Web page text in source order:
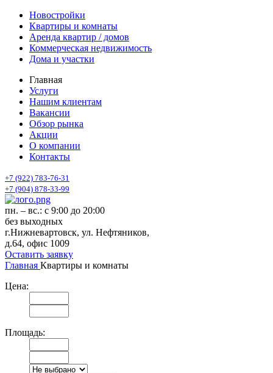
Новостройки
Квартиры и комнаты
Аренда квартир / домов
Коммерческая недвижимость
Дома и участки
Главная
Услуги
Нашим клиентам
Вакансии
Обзор рынка
Акции
О компании
Контакты
+7 (922) 783-76-31
+7 (904) 878-33-99
пн. – вс.: с 9:00 до 20:00
без выходных
г.Нижневартовск, ул. Нефтяников,
д.64, офис 1009
Оставить заявку
Главная Квартиры и комнаты
Цена:
Площадь: